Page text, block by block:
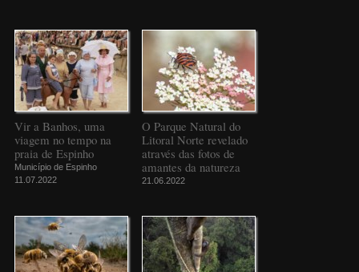
Vir a Banhos, uma
viagem no tempo na
praia de Espinho
Município de Espinho
11.07.2022
O Parque Natural do
Litoral Norte revelado
através das fotos de
amantes da natureza
21.06.2022